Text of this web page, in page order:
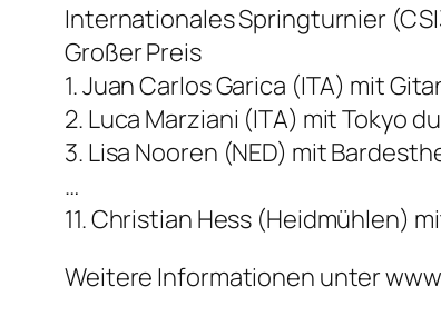
Internationales Springturnier
Großer Preis
1. Juan Carlos Garica (ITA) mit
2. Luca Marziani (ITA) mit Tokyo
3. Lisa Nooren (NED) mit
…
11. Christian Hess (Heidmühlen)
Weitere Informationen unter